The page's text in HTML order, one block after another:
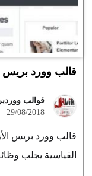
قالب وورد بريس
قوالب
29/08/2018
قالب وورد بريس
القياسية يجلب